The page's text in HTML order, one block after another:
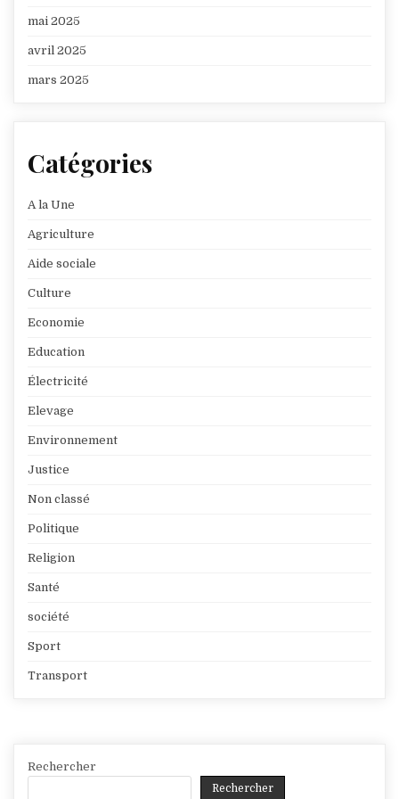
mai 2025
avril 2025
mars 2025
Catégories
A la Une
Agriculture
Aide sociale
Culture
Economie
Education
Électricité
Elevage
Environnement
Justice
Non classé
Politique
Religion
Santé
société
Sport
Transport
Rechercher
Rechercher